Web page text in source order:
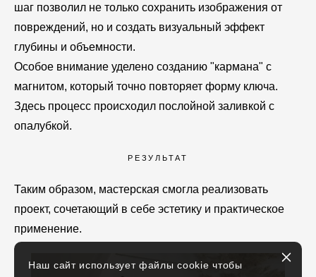
шаг позволил не только сохранить изображения от
повреждений, но и создать визуальный эффект
глубины и объемности.
Особое внимание уделено созданию "кармана" с
магнитом, который точно повторяет форму ключа.
Здесь процесс происходил послойной заливкой с
опалубкой.
РЕЗУЛЬТАТ
Таким образом, мастерская смогла реализовать
проект, сочетающий в себе эстетику и практическое
применение.
Наш сайт использует файлы cookie чтобы